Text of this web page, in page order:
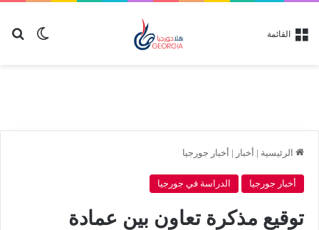
الوضع القائمة
الرئيسية | أخبار | أخبار جورجيا
أخبار جورجيا الدراسة في جورجيا
توقيع مذكرة تعاون بين عمادة